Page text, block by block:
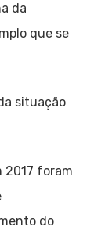
da
que se
situação
2017 foram
do